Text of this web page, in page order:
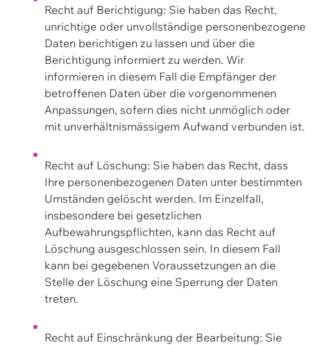
Recht auf Berichtigung: Sie haben das Recht,
unrichtige oder unvollständige personenbezogene
Daten berichtigen zu lassen und über die
Berichtigung informiert zu werden. Wir
informieren in diesem Fall die Empfänger der
betroffenen Daten über die vorgenommenen
Anpassungen, sofern dies nicht unmöglich oder
mit unverhältnismässigem Aufwand verbunden ist.
Recht auf Löschung: Sie haben das Recht, dass
Ihre personenbezogenen Daten unter bestimmten
Umständen gelöscht werden. Im Einzelfall,
insbesondere bei gesetzlichen
Aufbewahrungspflichten, kann das Recht auf
Löschung ausgeschlossen sein. In diesem Fall
kann bei gegebenen Voraussetzungen an die
Stelle der Löschung eine Sperrung der Daten
treten.
Recht auf Einschränkung der Bearbeitung: Sie